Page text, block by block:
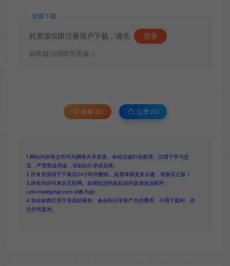
资源下载
此资源仅限注册用户下载，请先 登录
如有疑问请联系客服！
收藏 (0) 点赞 (0)
1.网站内所有文件均为网络共享资源，本站仅做打包整理。仅用于学习交
流，严禁商业用途，否则自行承担后果。
2.所有资源请于下载后24小时内删除。如需体验更多乐趣，请购买正版！
3.所有内容均来自互联网。如侵犯您的版权或利益请发送邮件：
cvformat#gmail.com (#换为@)
4.本站收费仅用于资源的保存、备份和分享所产生的费用，不用于盈利，亦
无任何盈利。